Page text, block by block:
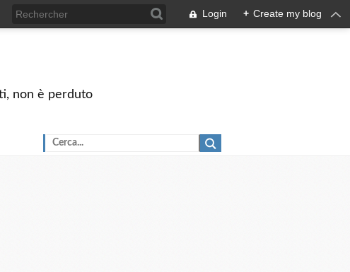
Login + Create my blog
non è perduto